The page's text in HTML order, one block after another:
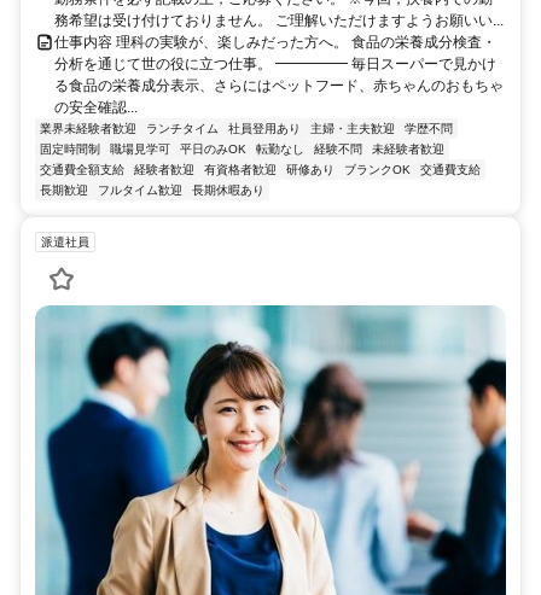
務希望は受け付けておりません。 ご理解いただけますようお願いい...
仕事内容 理科の実験が、楽しみだった方へ。 食品の栄養成分検査・
分析を通じて世の役に立つ仕事。 ━━━━━ 毎日スーパーで見かけ
る食品の栄養成分表示、さらにはペットフード、赤ちゃんのおもちゃ
の安全確認...
業界未経験者歓迎 ランチタイム 社員登用あり 主婦・主夫歓迎
学歴不問
固定時間制
職場見学可 平日のみOK 転勤なし 経験不問
未経験者歓迎
交通費全額支給
経験者歓迎 有資格者歓迎 研修あり ブランクOK
交通費支給
長期歓迎
フルタイム歓迎 長期休暇あり
派遣社員